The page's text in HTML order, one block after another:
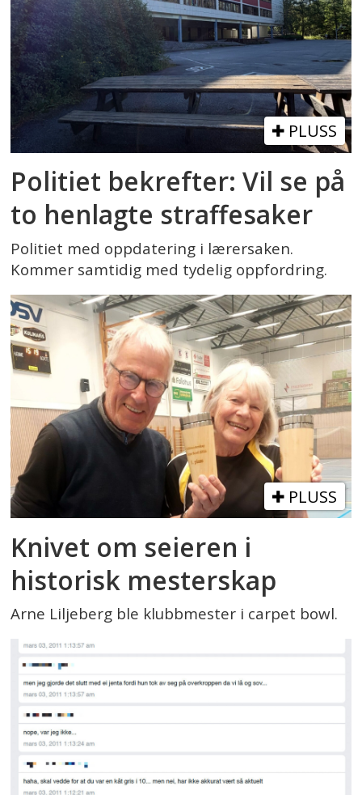
PLUSS
Politiet bekrefter: Vil se på
to henlagte straffesaker
Politiet med oppdatering i lærersaken.
Kommer samtidig med tydelig oppfordring.
PLUSS
Knivet om seieren i
historisk mesterskap
Arne Liljeberg ble klubbmester i carpet bowl.